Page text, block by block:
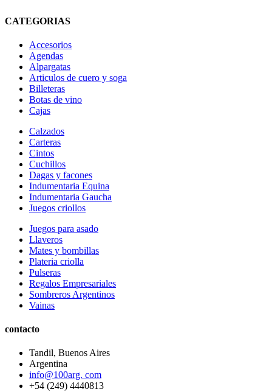
CATEGORIAS
Accesorios
Agendas
Alpargatas
Articulos de cuero y soga
Billeteras
Botas de vino
Cajas
Calzados
Carteras
Cintos
Cuchillos
Dagas y facones
Indumentaria Equina
Indumentaria Gaucha
Juegos criollos
Juegos para asado
Llaveros
Mates y bombillas
Plateria criolla
Pulseras
Regalos Empresariales
Sombreros Argentinos
Vainas
contacto
Tandil, Buenos Aires
Argentina
info@100arg. com
+54 (249) 4440813